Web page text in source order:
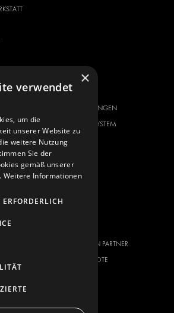
ÜBER UNS
KOMPLETTLÖSUNGEN
ÜBER MODUL-SYSTEM
DOWNLOADS
NEUIGKEITEN
KONTAKT
WERDEN SIE EIN PARTNER
STELLENANGEBOTE
×
verwendet
um die
unserer Website zu
weitere Nutzung
Sie der
gemäß unserer
Weitere Informationen